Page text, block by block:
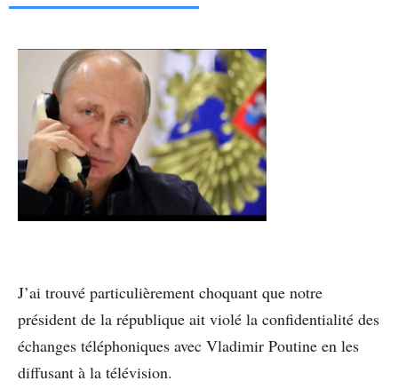
J’ai trouvé particulièrement choquant que notre
président de la république ait violé la confidentialité des
échanges téléphoniques avec Vladimir Poutine en les
diffusant à la télévision.